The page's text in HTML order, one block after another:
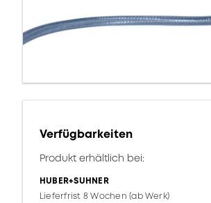
Verfügbarkeiten
Produkt erhältlich bei:
HUBER+SUHNER
Lieferfrist 8 Wochen (ab Werk)